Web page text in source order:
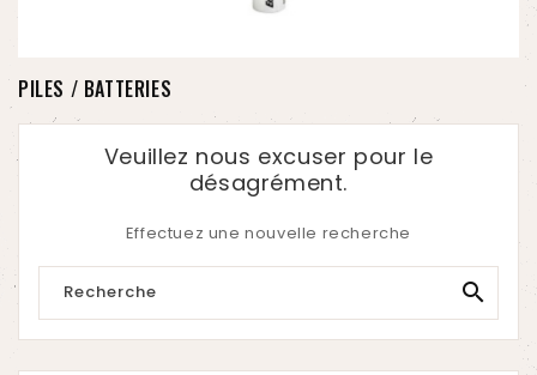
PILES / BATTERIES
Veuillez nous excuser pour le
désagrément.
Effectuez une nouvelle recherche
